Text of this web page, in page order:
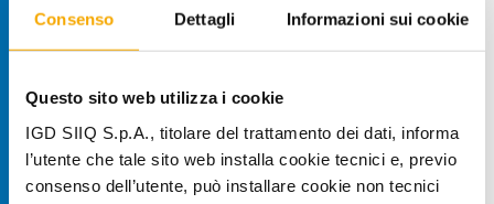
Consenso Dettagli Informazioni sui cookie
Questo sito web utilizza i cookie
IGD SIIQ S.p.A., titolare del trattamento dei dati, informa
l’utente che tale sito web installa cookie tecnici e, previo
consenso dell’utente, può installare cookie non tecnici